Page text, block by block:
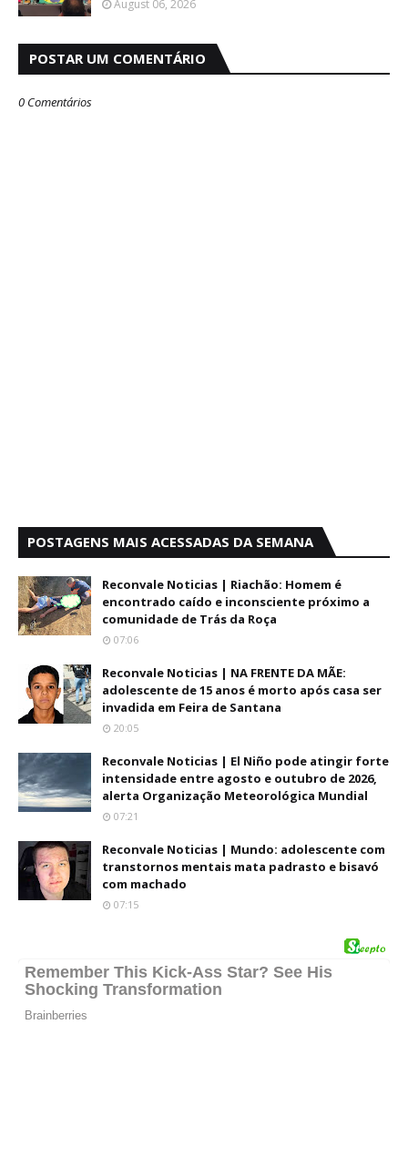
August 06, 2026
POSTAR UM COMENTÁRIO
0 Comentários
POSTAGENS MAIS ACESSADAS DA SEMANA
Reconvale Noticias | Riachão: Homem é
encontrado caído e inconsciente próximo a
comunidade de Trás da Roça
07:06
Reconvale Noticias | NA FRENTE DA MÃE:
adolescente de 15 anos é morto após casa ser
invadida em Feira de Santana
20:05
Reconvale Noticias | El Niño pode atingir forte
intensidade entre agosto e outubro de 2026,
alerta Organização Meteorológica Mundial
07:21
Reconvale Noticias | Mundo: adolescente com
transtornos mentais mata padrasto e bisavó
com machado
07:15